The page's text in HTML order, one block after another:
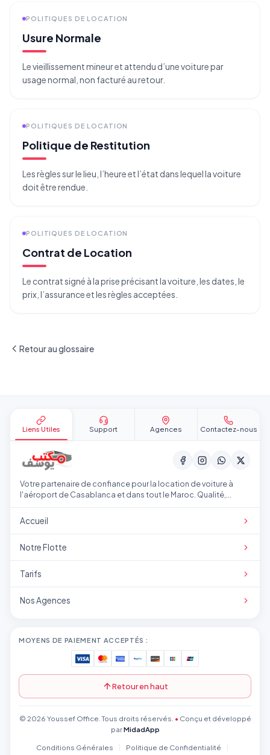
POLITIQUES DE LOCATION
Usure Normale
Le vieillissement mineur et attendu d’une voiture par
usage normal, non facturé au retour.
POLITIQUES DE LOCATION
Politique de Restitution
Les règles sur le lieu, l’heure et l’état dans lequel la voiture
doit être rendue.
POLITIQUES DE LOCATION
Contrat de Location
Le contrat signé à la prise précisant la voiture, les dates, le
prix, l’assurance et les règles acceptées.
Retour au glossaire
Liens Utiles Support Agences Contactez-nous
Votre partenaire de confiance pour la location de voiture à
l'aéroport de Casablanca et dans tout le Maroc. Qualité,
Accueil
Notre Flotte
Tarifs
Nos Agences
MOYENS DE PAIEMENT ACCEPTÉS :
Retour en haut
© 2026 Youssef Office. Tous droits réservés. • Conçu et développé
parMidadApp
Conditions Générales
Politique de Confidentialité